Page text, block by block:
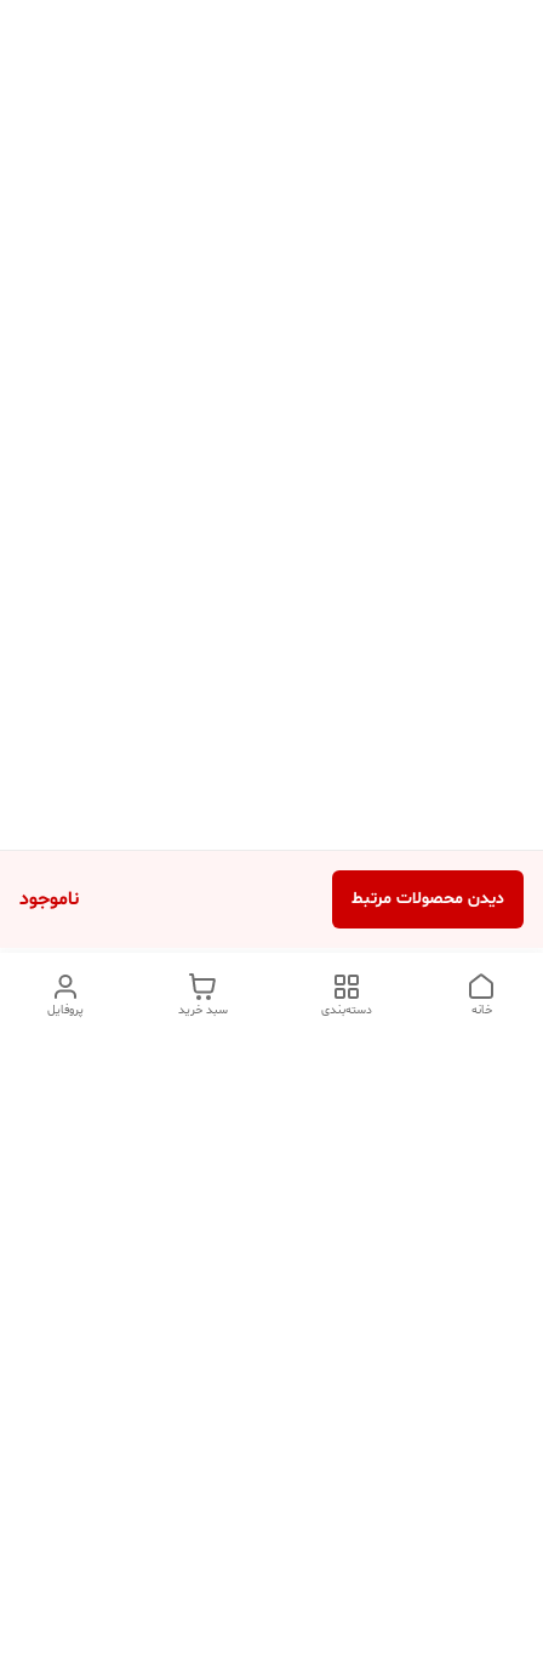
ناموجود دیدن محصولات مرتبط
پروفایل سبد خرید دسته‌بندی خانه